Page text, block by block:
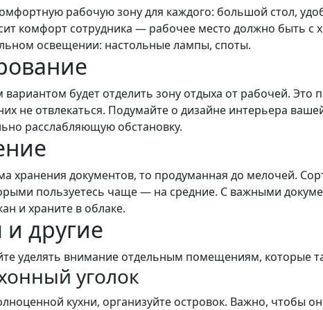
рабочую зону для каждого: большой стол,
комфорт сотрудника — рабочее место должно быть
освещении: настольные лампы, споты.
будет отделить зону отдыха от рабочей.
не отвлекаться. Подумайте о дизайне интерьера
расслабляющую обстановку.
хранения документов, то продуманная до мелочей.
пользуетесь чаще — на средние. С важными
и храните в облаке.
и другие
уделять внимание отдельным помещениям, которые
уголок
кухни, организуйте островок. Важно, чтобы